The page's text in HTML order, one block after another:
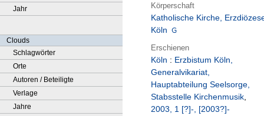
Jahr
Clouds
Schlagwörter
Orte
Autoren / Beteiligte
Verlage
Jahre
Körperschaft
Katholische Kirche,
Köln
Erschienen
Köln : Erzbistum Köln,
Generalvikariat,
Hauptabteilung Seelsorge,
Stabsstelle Kirchenmusik,
2003, 1 [?]-, [2003?]-